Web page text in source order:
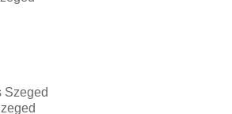
Szeged